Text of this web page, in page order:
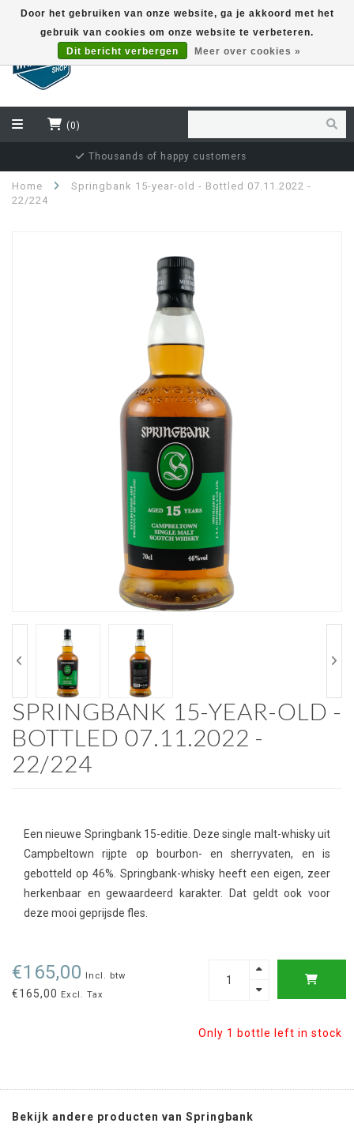
(0)
Independent bottler specialist
Home
Springbank 15-year-old - Bottled 07.11.2022 -
22/224
SPRINGBANK 15-YEAR-OLD -
BOTTLED 07.11.2022 -
22/224
Een nieuwe Springbank 15-editie. Deze single malt-whisky uit
Campbeltown rijpte op bourbon- en sherryvaten, en is
gebotteld op 46%. Springbank-whisky heeft een eigen, zeer
herkenbaar en gewaardeerd karakter. Dat geldt ook voor
deze mooi geprijsde fles.
€165,00 Incl. btw
€165,00 Excl. Tax
Only 1 bottle left in stock
Bekijk andere producten van Springbank
Door het gebruiken van onze website, ga je akkoord met het
gebruik van cookies om onze website te verbeteren.
Dit bericht verbergen
Meer over cookies »